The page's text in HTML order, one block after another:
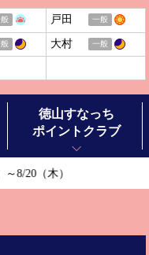
戸田 一般
大村 一般
徳山すなっち
ポイントクラブ
（木）